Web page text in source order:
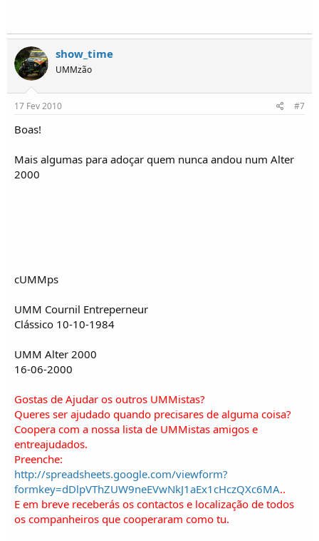
show_time
UMMzão
17 Fev 2010 #7
Boas!
Mais algumas para adoçar quem nunca andou num Alter
2000
cUMMps
UMM Cournil Entreperneur
Clássico 10-10-1984
UMM Alter 2000
16-06-2000
Gostas de Ajudar os outros UMMistas?
Queres ser ajudado quando precisares de alguma coisa?
Coopera com a nossa lista de UMMistas amigos e
entreajudados.
Preenche:
http://spreadsheets.google.com/viewform?
formkey=dDlpVThZUW9neEVwNkJ1aEx1cHczQXc6MA..
E em breve receberás os contactos e localização de todos
os companheiros que cooperaram como tu.